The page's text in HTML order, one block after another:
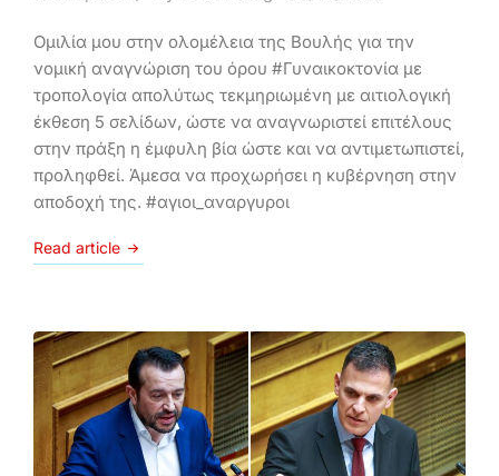
Ομιλία μου στην ολομέλεια της Βουλής για την
νομική αναγνώριση του όρου #Γυναικοκτονία με
τροπολογία απολύτως τεκμηριωμένη με αιτιολογική
έκθεση 5 σελίδων, ώστε να αναγνωριστεί επιτέλους
στην πράξη η έμφυλη βία ώστε και να αντιμετωπιστεί,
προληφθεί. Άμεσα να προχωρήσει η κυβέρνηση στην
αποδοχή της. #αγιοι_αναργυροι
Read article